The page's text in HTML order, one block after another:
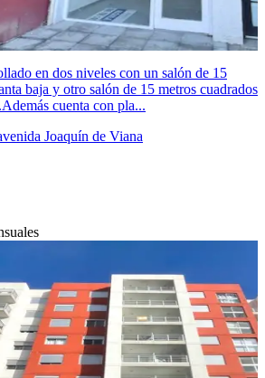
en dos niveles con un salón de 15
baja y otro salón de 15 metros cuadrados
cuenta con pla...
Joaquín de Viana